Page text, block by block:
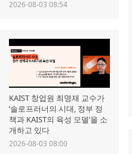
2026-08-03 08:54
KAIST 창업원 최명재 교수가
‘솔로프러너의 시대, 정부 정
책과 KAIST의 육성 모델’을 소
개하고 있다
2026-08-03 08:00